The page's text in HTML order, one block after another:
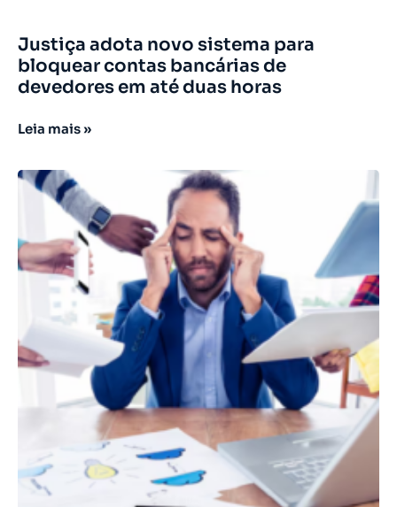
Justiça adota novo sistema para
bloquear contas bancárias de
devedores em até duas horas
Leia mais »